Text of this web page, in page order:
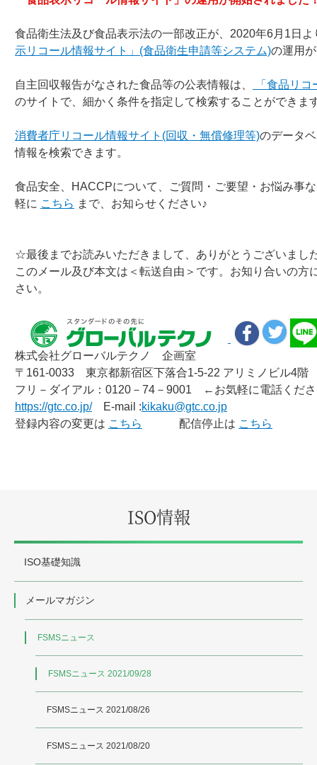
食品衛生法及び食品表示法の一部改正が、2020年6月1日よ
示リコール情報サイト」(食品衛生申請等システム)の運用
自主回収報告がなされた食品等の公表情報は、
「食品リ
のサイトで、細かく条件を指定して検索することができま
消費者庁リコール情報サイト(回収・無償修理等)のデータ
情報を検索できます。
食品安全、HACCPについて、ご質問・ご要望・お悩み事
軽に こちら まで、お知らせください♪
☆最後までお読みいただきまして、ありがとうございまし
このメール及び本文は＜転送自由＞です。お知り合いの方
さい。
株式会社グローバルテクノ 企画室
〒161-0033 東京都新宿区下落合1-5-22 アリミノビル4階
フリ－ダイアル：0120－74－9001 ←お気軽に電話くだ
https://gtc.co.jp/E-mail :kikaku@gtc.co.jp
登録内容の変更は こちら 配信停止は こちら
ISO情報
ISO基礎知識
メールマガジン
FSMSニュース
FSMSニュース 2021/09/28
FSMSニュース 2021/08/26
FSMSニュース 2021/08/20